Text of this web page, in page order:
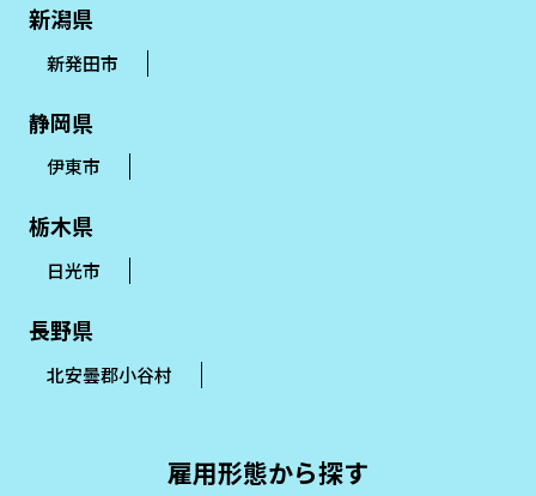
新潟県
新発田市
静岡県
伊東市
栃木県
日光市
長野県
北安曇郡小谷村
雇用形態から探す